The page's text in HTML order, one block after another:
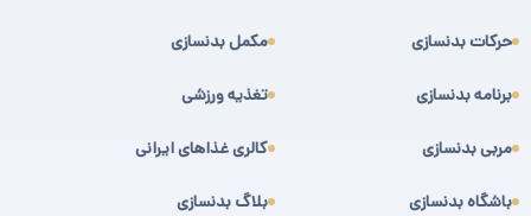
حرکات بدنسازی
برنامه بدنسازی
مربی بدنسازی
باشگاه بدنسازی
مکمل بدنسازی
تغذیه ورزشی
کالری غذاهای ایرانی
بلاگ بدنسازی